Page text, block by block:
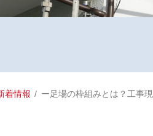
着情報 ー足場の枠組みとは？工事